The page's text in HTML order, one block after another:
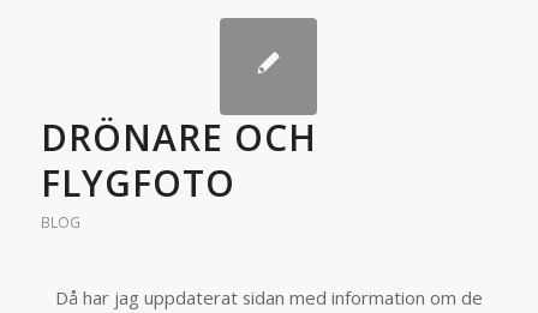
DRÖNARE OCH
FLYGFOTO
BLOG
Då har jag uppdaterat sidan med information om de